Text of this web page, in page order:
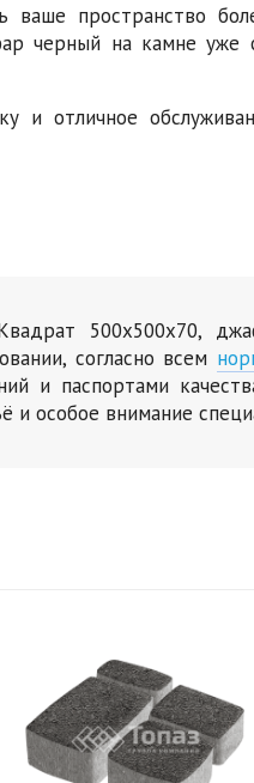
ваше пространство
черный на камне
и отличное
500х500х70,
согласно всем
и паспортами
и особое внимание